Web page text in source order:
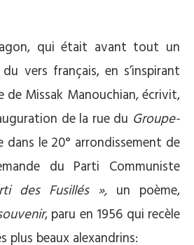
qui était avant tout un
vers français, en s’inspirant
de Missak Manouchian, écrivit,
de la rue du Groupe-
dans le 20° arrondissement de
du Parti Communiste
des Fusillés », un poème,
, paru en 1956 qui recèle
plus beaux alexandrins: